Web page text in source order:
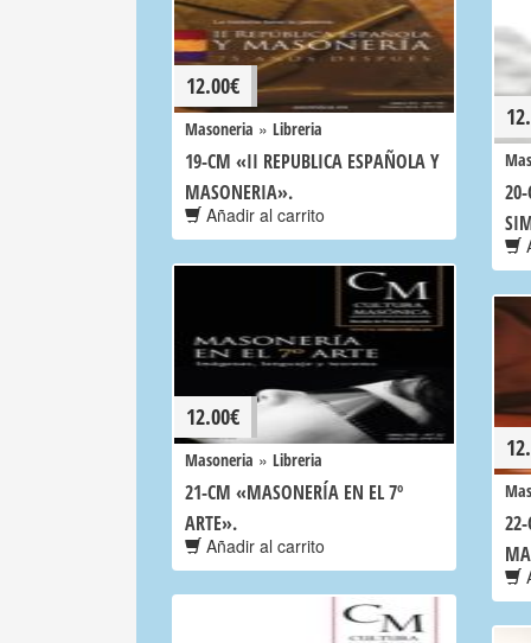
12.00€
Masoneria » Libreria
19-CM «II REPUBLICA ESPAÑOLA Y
MASONERIA».
Añadir al carrito
20-
12.00€
Masoneria » Libreria
21-CM «MASONERÍA EN EL 7º
ARTE».
Añadir al carrito